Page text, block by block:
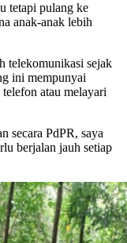
tetapi pulang ke
anak-anak lebih
telekomunikasi sejak
ini mempunyai
atau melayari
secara PdPR, saya
berjalan jauh setiap